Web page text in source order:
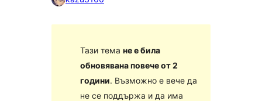
Тази тема не е била
обновявана повече от 2
години. Възможно е вече да
не се поддържа и да има